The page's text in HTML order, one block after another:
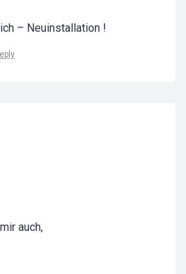
– Neuinstallation !
auch,